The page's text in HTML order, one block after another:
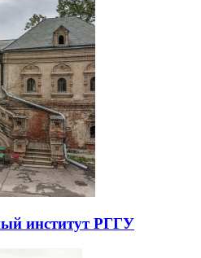
институт РГГУ